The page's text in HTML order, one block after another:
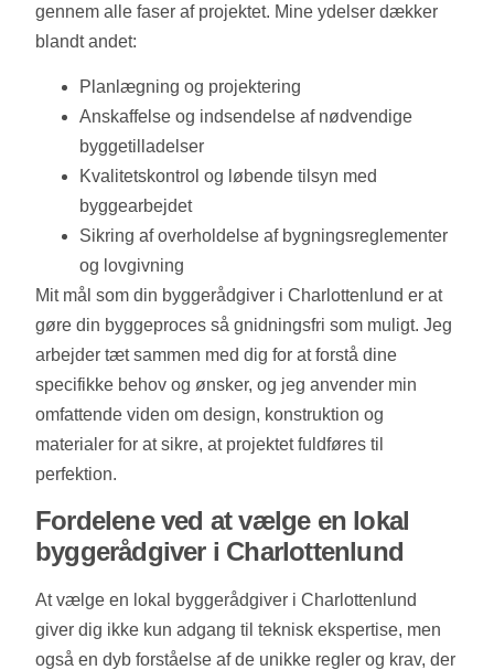
gennem alle faser af projektet. Mine ydelser dækker
blandt andet:
Planlægning og projektering
Anskaffelse og indsendelse af nødvendige
byggetilladelser
Kvalitetskontrol og løbende tilsyn med
byggearbejdet
Sikring af overholdelse af bygningsreglementer
og lovgivning
Mit mål som din byggerådgiver i Charlottenlund er at
gøre din byggeproces så gnidningsfri som muligt. Jeg
arbejder tæt sammen med dig for at forstå dine
specifikke behov og ønsker, og jeg anvender min
omfattende viden om design, konstruktion og
materialer for at sikre, at projektet fuldføres til
perfektion.
Fordelene ved at vælge en lokal
byggerådgiver i Charlottenlund
At vælge en lokal byggerådgiver i Charlottenlund
giver dig ikke kun adgang til teknisk ekspertise, men
også en dyb forståelse af de unikke regler og krav, der